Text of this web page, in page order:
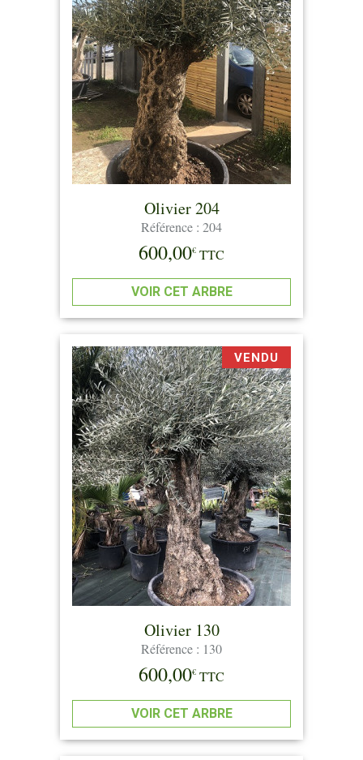
Olivier 204
Référence : 204
600,00€ TTC
VOIR CET ARBRE
Olivier 130
Référence : 130
600,00€ TTC
VOIR CET ARBRE
VENDU